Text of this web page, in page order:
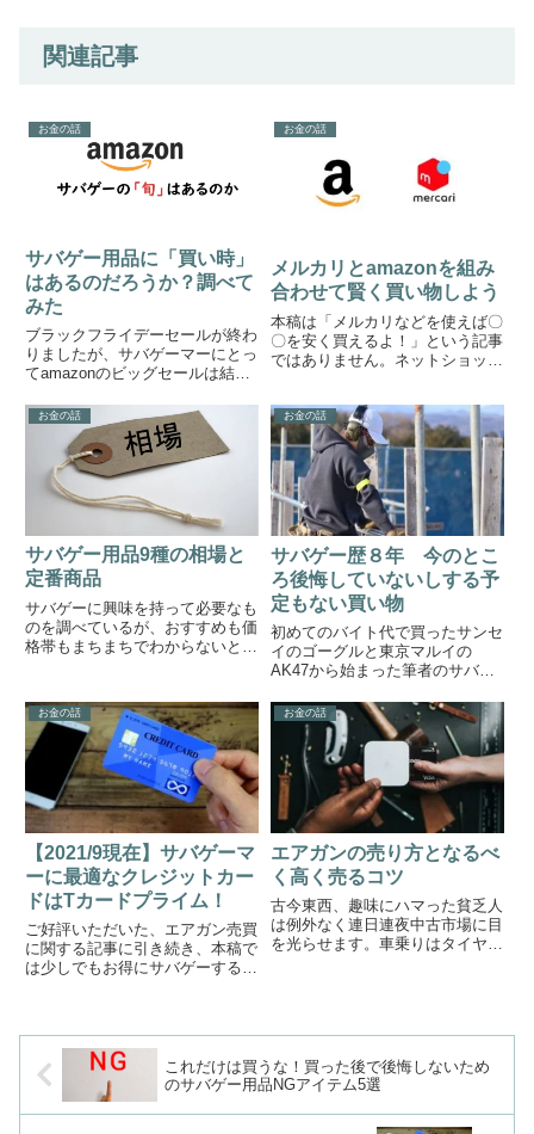
関連記事
お金の話
サバゲー用品に「買い時」
はあるのだろうか？調べて
みた
ブラックフライデーセールが終わ
りましたが、サバゲーマーにとっ
てamazonのビッグセールは結構
よっては安い時期と高い時期があ
ります。今回はamazonウォッチ
ャー必須のプラグインである
keepaを使ってサバゲー...
お金の話
メルカリとamazonを組み
合わせて賢く買い物しよう
本稿は「メルカリなどを使えば〇
〇を安く買えるよ！」という記事
ではありません。ネットショッピ
く使う方法をご紹介します。安
い/高いだけで買い物をすると、
サバゲーのようなホビー関連の買
い...
お金の話
サバゲー用品9種の相場と
定番商品
サバゲーに興味を持って必要なも
のを調べているが、おすすめも価
格帯もまちまちでわからないとい
低ライン」の装備を調達できる価
格帯を片っ端から紹介していきま
す。なお、本稿では製品ごとに
価...
お金の話
サバゲー歴８年 今のとこ
ろ後悔していないしする予
定もない買い物
初めてのバイト代で買ったサンセ
イのゴーグルと東京マルイの
AK47から始まった筆者のサバゲ
本稿では筆者が今のところ後悔し
ていない買い物を野放図に紹介し
てみようと思います。誰にでもオ
ススメ、とか初心者にオススメ、
と...
お金の話
【2021/9現在】サバゲーマ
ーに最適なクレジットカー
ドはTカードプライム！
ご好評いただいた、エアガン売買
に関する記事に引き続き、本稿で
は少しでもお得にサバゲーするた
て、いらなくなったらすぐ売るの
が吉！サバゲーマーにおすすめの
ク...
お金の話
エアガンの売り方となるべ
く高く売るコツ
古今東西、趣味にハマった貧乏人
は例外なく連日連夜中古市場に目
を光らせます。車乗りはタイヤを
少しでも高く手持ちのエアガン
を...
これだけは買うな！買った後で後悔しないため
のサバゲー用品NGアイテム5選